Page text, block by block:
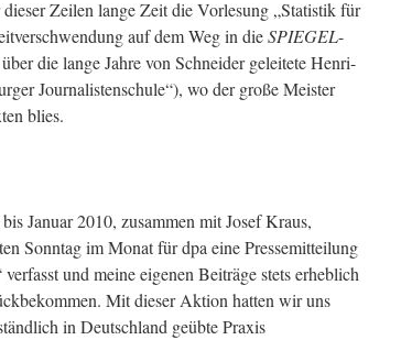
Zeilen lange Zeit die Vorlesung „Statistik für
auf dem Weg in dieSPIEGEL-
die lange Jahre von Schneider geleitete Henri-
Journalistenschule“), wo der große Meister
blies.
Januar 2010, zusammen mit Josef Kraus,
Sonntag im Monat für dpa eine Pressemitteilung
und meine eigenen Beiträge stets erheblich
Mit dieser Aktion hatten wir uns
in Deutschland geübte Praxis